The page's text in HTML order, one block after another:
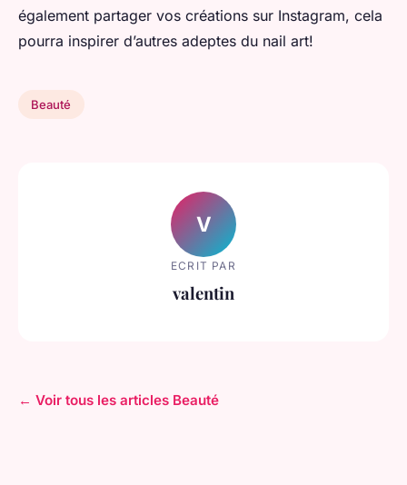
également partager vos créations sur Instagram, cela
pourra inspirer d’autres adeptes du nail art!
Beauté
V
ECRIT PAR
valentin
← Voir tous les articles Beauté